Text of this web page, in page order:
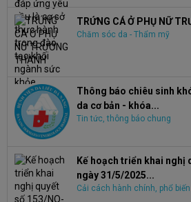
TRỨNG CÁ Ở PHỤ NỮ
Chăm sóc da - Thẩm mỹ
Thông báo chiêu sinh
da cơ bản - khóa...
Tin tức, thông báo chung
Kế hoạch triển khai nghị
ngày 31/5/2025...
Cải cách hành chính, phổ